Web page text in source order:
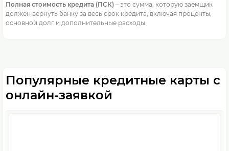
Полная стоимость кредита (ПСК) – это сумма, которую заемщик
должен вернуть банку за весь срок кредита, включая проценты,
основной долг и дополнительные расходы.
Популярные кредитные карты с
онлайн-заявкой